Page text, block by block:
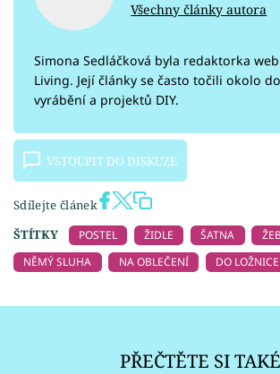
Všechny články autora
Simona Sedláčková byla redaktorka
Living. Její články se často točili okolo
vyrábění a projektů DIY.
VSTOUPIT DO DISKUZE
Sdílejte článek
ŠTÍTKY
POSTEL ŽIDLE ŠATNA
NĚMÝ SLUHA
NA OBLEČENÍ DO LOŽNICE
PŘEČTĚTE SI TAKÉ